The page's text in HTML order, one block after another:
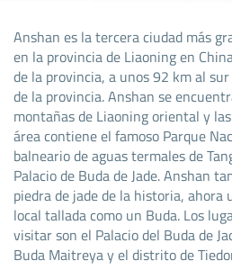
Anshan es la tercera ciudad más
en la provincia de Liaoning en
de la provincia, a unos 92 km al
de la provincia. Anshan se
montañas de Liaoning oriental y
área contiene el famoso Parque
balneario de aguas termales de
Palacio de Buda de Jade. Anshan
piedra de jade de la historia,
local tallada como un Buda. Los
visitar son el Palacio del Buda de
Buda Maitreya y el distrito de